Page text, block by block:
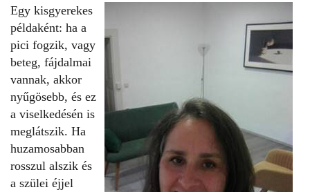
Egy kisgyerekes
példaként: ha a
pici fogzik, vagy
beteg, fájdalmai
vannak, akkor
nyűgösebb, és ez
a viselkedésén is
meglátszik. Ha
huzamosabban
rosszul alszik és
a szülei éjjel